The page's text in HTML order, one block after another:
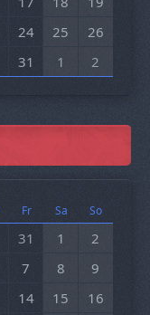
24 25
26
31 1 2
Fr Sa So
31 1
2
7 8
9
14 15 16